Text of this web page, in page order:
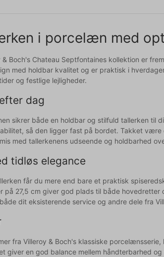
i porcelæn med
Boch's Chateau Septfontaines kollektion er
med holdbar kvalitet og er praktisk i
og festlige lejligheder.
dag
sikrer både en holdbar og stilfuld tallerken til
så den ligger fast på bordet. Takket
med tallerkenens udseende og holdbarhed
tidløs elegance
får du mere end bare et praktisk
27,5 cm giver god plads til både hovedretter
dit eksisterende service og andre dele fra
fra Villeroy & Boch's klassiske
giver en god balance mellem håndterbarhed